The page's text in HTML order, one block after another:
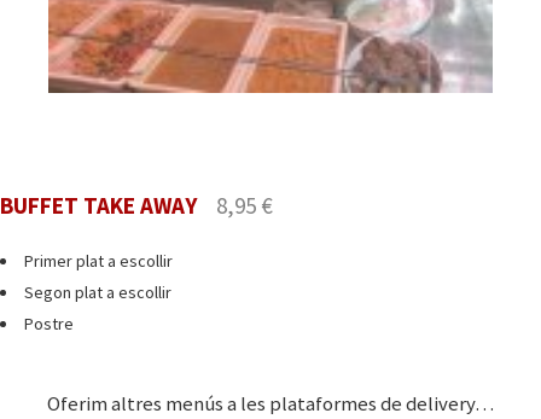
BUFFET TAKE AWAY 8,95 €
Primer plat a escollir
Segon plat a escollir
Postre
Oferim altres menús a les plataformes de delivery…